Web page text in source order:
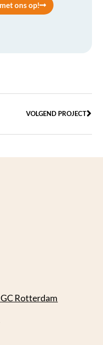
ons op!
VOLGEND PROJECT
Rotterdam